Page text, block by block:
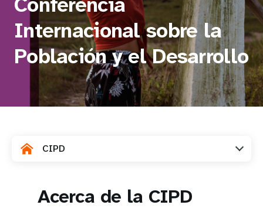
Internacional sobre la
Población y el Desarrollo
CIPD
Acerca de la CIPD